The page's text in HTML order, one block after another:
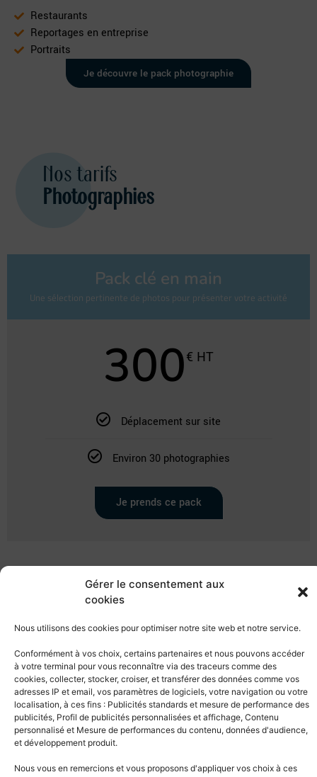
Gérer le consentement aux
cookies
Nous utilisons des cookies pour optimiser notre site web et notre service.
Conformément à vos choix, certains partenaires et nous pouvons accéder
à votre terminal pour vous reconnaître via des traceurs comme des
cookies, collecter, stocker, croiser, et transférer des données comme vos
adresses IP et email, vos paramètres de logiciels, votre navigation ou votre
localisation, à ces fins : Publicités standards et mesure de performance des
publicités, Profil de publicités personnalisées et affichage, Contenu
personnalisé et Mesure de performances du contenu, données d'audience,
et développement produit.
Nous vous en remercions et vous proposons d'appliquer vos choix à ces
Restaurants
Reportages en entreprise
Portraits
Je découvre le pack photographie
Nos tarifs
Photographies
Pack clé en main
Une sélection pertinente de photos pour présenter votre activité
300€ HT
Déplacement sur site
Environ 30 photographies
Je prends ce pack
Pourquoi
travailler avec nous ?
Notre expérience dans le domaine de la photographie nous
permet d’être pertinent dans la sélection du lieu et proposer
des idées de contenu photographique adaptées à l’activité de
l’entreprise.